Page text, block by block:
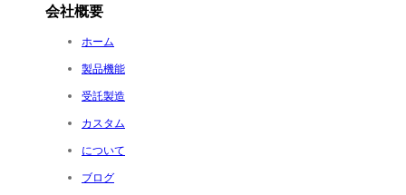
会社概要
ホーム
製品機能
受託製造
カスタム
について
ブログ